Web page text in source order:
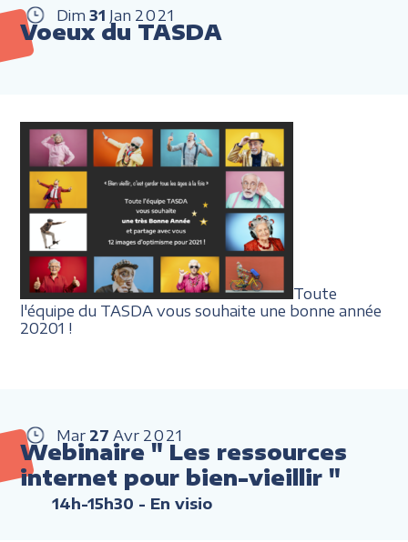
Dim 31 Jan 2021
Voeux du TASDA
Toute
l'équipe du TASDA vous souhaite une bonne année
20201 !
Mar 27 Avr 2021
Webinaire " Les ressources
internet pour bien-vieillir "
14h-15h30 - En visio